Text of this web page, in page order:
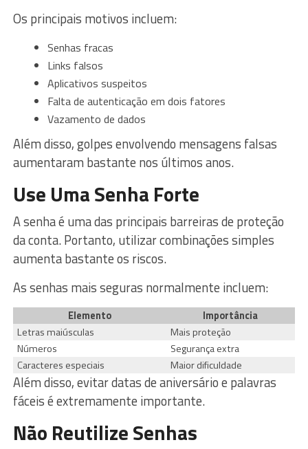
Os principais motivos incluem:
Senhas fracas
Links falsos
Aplicativos suspeitos
Falta de autenticação em dois fatores
Vazamento de dados
Além disso, golpes envolvendo mensagens falsas
aumentaram bastante nos últimos anos.
Use Uma Senha Forte
A senha é uma das principais barreiras de proteção
da conta. Portanto, utilizar combinações simples
aumenta bastante os riscos.
As senhas mais seguras normalmente incluem:
Elemento
Importância
Letras maiúsculas
Mais proteção
Números
Segurança extra
Caracteres especiais
Maior dificuldade
Além disso, evitar datas de aniversário e palavras
fáceis é extremamente importante.
Não Reutilize Senhas